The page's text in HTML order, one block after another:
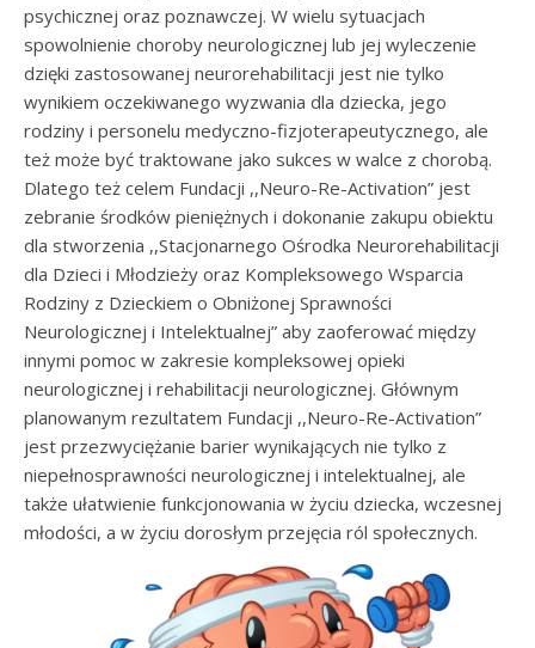
psychicznej oraz poznawczej. W wielu sytuacjach
spowolnienie choroby neurologicznej lub jej wyleczenie
dzięki zastosowanej neurorehabilitacji jest nie tylko
wynikiem oczekiwanego wyzwania dla dziecka, jego
rodziny i personelu medyczno-fizjoterapeutycznego, ale
też może być traktowane jako sukces w walce z chorobą.
Dlatego też celem Fundacji ,,Neuro-Re-Activation” jest
zebranie środków pieniężnych i dokonanie zakupu obiektu
dla stworzenia ,,Stacjonarnego Ośrodka Neurorehabilitacji
dla Dzieci i Młodzieży oraz Kompleksowego Wsparcia
Rodziny z Dzieckiem o Obniżonej Sprawności
Neurologicznej i Intelektualnej” aby zaoferować między
innymi pomoc w zakresie kompleksowej opieki
neurologicznej i rehabilitacji neurologicznej. Głównym
planowanym rezultatem Fundacji ,,Neuro-Re-Activation”
jest przezwyciężanie barier wynikających nie tylko z
niepełnosprawności neurologicznej i intelektualnej, ale
także ułatwienie funkcjonowania w życiu dziecka, wczesnej
młodości, a w życiu dorosłym przejęcia ról społecznych.